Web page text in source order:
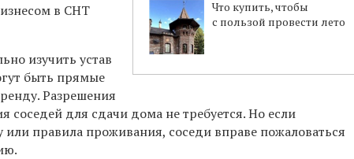
Что купить, чтобы
с пользой провести лето
в СНТ
изучить устав
быть прямые
Разрешения
соседей для сдачи дома не требуется. Но если
правила проживания, соседи вправе пожаловаться